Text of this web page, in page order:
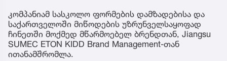
კომპანიამ სასკოლო ფორმების დამზადებისა და
საქართველოში მიწოდების უზრუნველსაყოფად
ჩინეთში მოქმედ მწარმოებელ ბრენდთან, Jiangsu
SUMEC ETON KIDD Brand Management-თან
ითანამშრომლა.